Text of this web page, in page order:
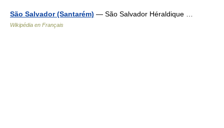
São Salvador (Santarém) — São Salvador Héraldique …
Wikipédia en Français